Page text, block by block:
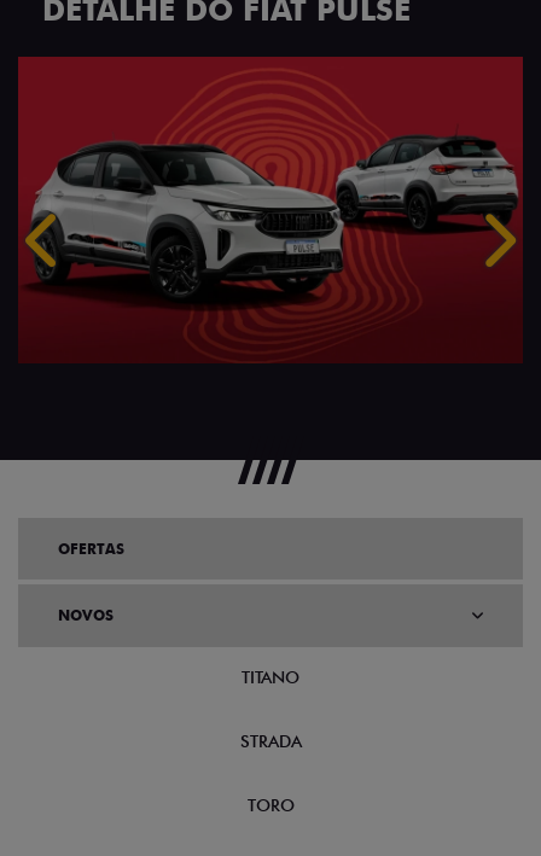
DETALHE DO FIAT PULSE
Anterior
OFERTAS
NOVOS
TITANO
STRADA
TORO